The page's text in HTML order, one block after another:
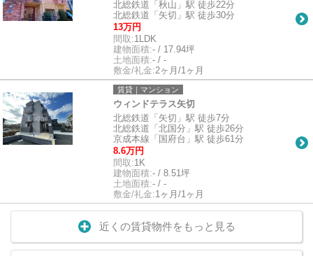
北総鉄道「秋山」駅 徒歩22分
北総鉄道「矢切」駅 徒歩30分
13万円
間取:1LDK
建物面積:- / 17.94坪
土地面積:- / -
敷金/礼金:2ヶ月/1ヶ月
賃貸｜マンション
ウィンドテラス矢切
北総鉄道「矢切」駅 徒歩7分
北総鉄道「北国分」駅 徒歩26分
京成本線「国府台」駅 徒歩61分
8.6万円
間取:1K
建物面積:- / 8.51坪
土地面積:- / -
敷金/礼金:1ヶ月/1ヶ月
近くの賃貸物件をもっと見る